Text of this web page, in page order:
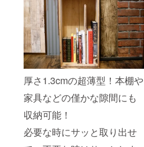
厚さ1.3cmの超薄型！本棚や
家具などの僅かな隙間にも
収納可能！
必要な時にサッと取り出せ